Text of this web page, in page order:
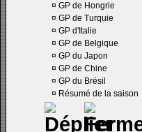
¤ GP de Hongrie
¤ GP de Turquie
¤ GP d'Italie
¤ GP de Belgique
¤ GP du Japon
¤ GP de Chine
¤ GP du Brésil
¤ Résumé de la saison